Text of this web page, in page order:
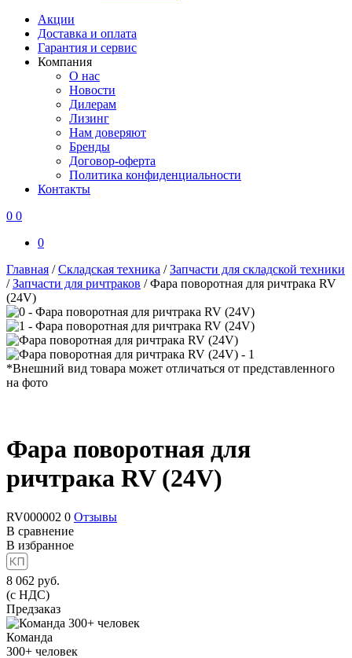
Акции
Доставка и оплата
Гарантия и сервис
Компания
О нас
Новости
Дилерам
Лизинг
Нам доверяют
Бренды
Договор-оферта
Политика конфиденциальности
Контакты
0 0
0
Главная /Складская техника /Запчасти для складской техники
/Запчасти для ричтраков /Фара поворотная для ричтрака RV
(24V)
*Внешний вид товара может отличаться от представленного
на фото
Фара поворотная для
ричтрака RV (24V)
RV000002 0 Отзывы
В сравнение
В избранное
8 062 руб.
(с НДС)
Предзаказ
Команда
300+ человек